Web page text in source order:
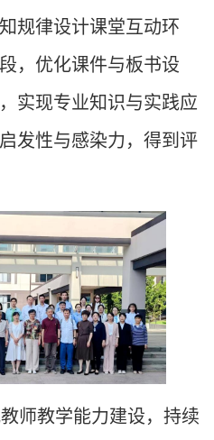
规律设计课堂互动环
，优化课件与板书设
实现专业知识与实践应
发性与感染力，得到评
师教学能力建设，持续